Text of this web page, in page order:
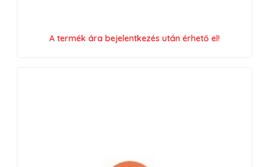
A termék ára bejelentkezés után érhető el!